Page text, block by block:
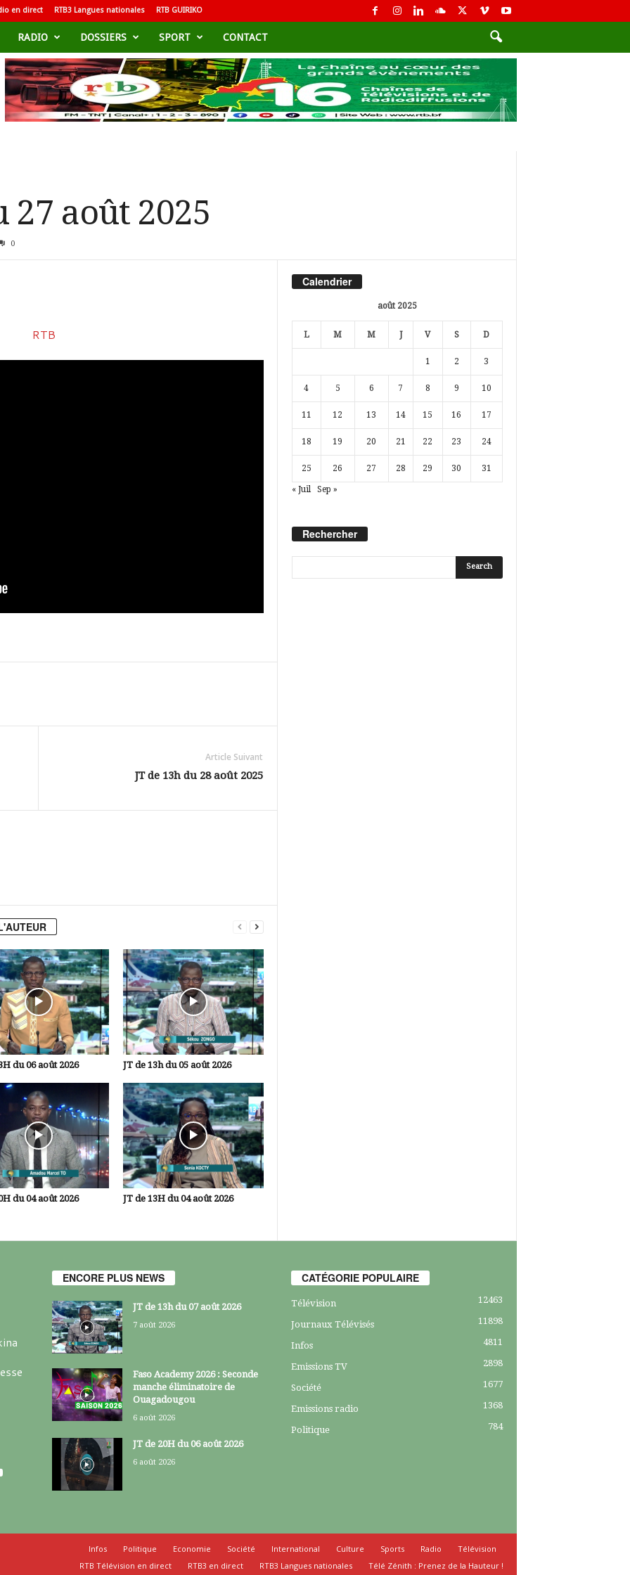
en direct RTB3 Langues nationales RTB GUIRIKO
RADIO DOSSIERS SPORT CONTACT
27 août 2025
0
Article Suivant
JT de 13h du 28 août 2025
du 06 août 2026 JT de 13h du 05 août 2026
du 04 août 2026 JT de 13H du 04 août 2026
Calendrier
août 2025
L M M J V S D
1 2 3
4 5 6 7 8 9 10
11 12 13 14 15 16 17
18 19 20 21 22 23 24
25 26 27 28 29 30 31
« Juil Sep »
Rechercher
ENCORE PLUS NEWS
JT de 13h du 07 août 2026
7 août 2026
Faso Academy 2026 : Seconde
manche éliminatoire de
Ouagadougou
6 août 2026
JT de 20H du 06 août 2026
6 août 2026
CATÉGORIE POPULAIRE
Télévision 12463
Journaux Télévisés 11898
Infos 4811
Emissions TV 2898
Société 1677
Emissions radio 1368
Politique 784
Infos Politique Economie Société International Culture Sports Radio
Télévision
RTB Télévision en direct
RTB3 en direct RTB3 Langues nationales Télé Zénith : Prenez de la Hauteur !